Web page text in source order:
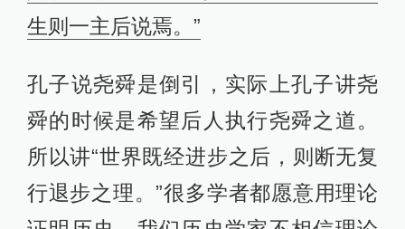
康描写成无师自通的“西学”大家。
学”“主乐派哲学”“社会主义派哲学”。以
上引文，梁一口气用了9个“进化”，又
用“进步”“退步”“循环”等词，可以明显
看出，这里的“进化”都是“进步”的意